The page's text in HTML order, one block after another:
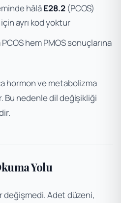
hâlâE28.2(PCOS)
için ayrı kod yoktur
hem PMOS sonuçlarına
hormon ve metabolizma
Bu nedenle dil değişikliği
Yolu
değişmedi. Adet düzeni,